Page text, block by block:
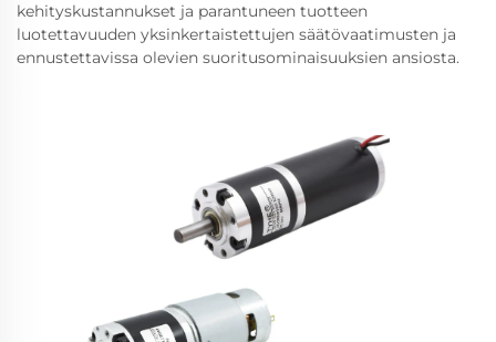
kehityskustannukset ja parantuneen tuotteen
luotettavuuden yksinkertaistettujen säätövaatimusten ja
ennustettavissa olevien suoritusominaisuuksien ansiosta.